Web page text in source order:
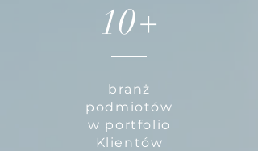
10+
branż
podmiotów
w portfolio
Klientów